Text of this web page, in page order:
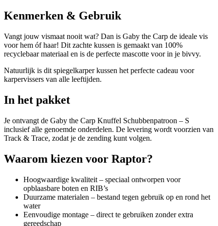
Kenmerken & Gebruik
Vangt jouw vismaat nooit wat? Dan is Gaby the Carp de ideale vis
voor hem óf haar! Dit zachte kussen is gemaakt van 100%
recyclebaar materiaal en is de perfecte mascotte voor in je bivvy.
Natuurlijk is dit spiegelkarper kussen het perfecte cadeau voor
karpervissers van alle leeftijden.
In het pakket
Je ontvangt de Gaby the Carp Knuffel Schubbenpatroon – S
inclusief alle genoemde onderdelen. De levering wordt voorzien van
Track & Trace, zodat je de zending kunt volgen.
Waarom kiezen voor Raptor?
Hoogwaardige kwaliteit – speciaal ontworpen voor
opblaasbare boten en RIB’s
Duurzame materialen – bestand tegen gebruik op en rond het
water
Eenvoudige montage – direct te gebruiken zonder extra
gereedschap